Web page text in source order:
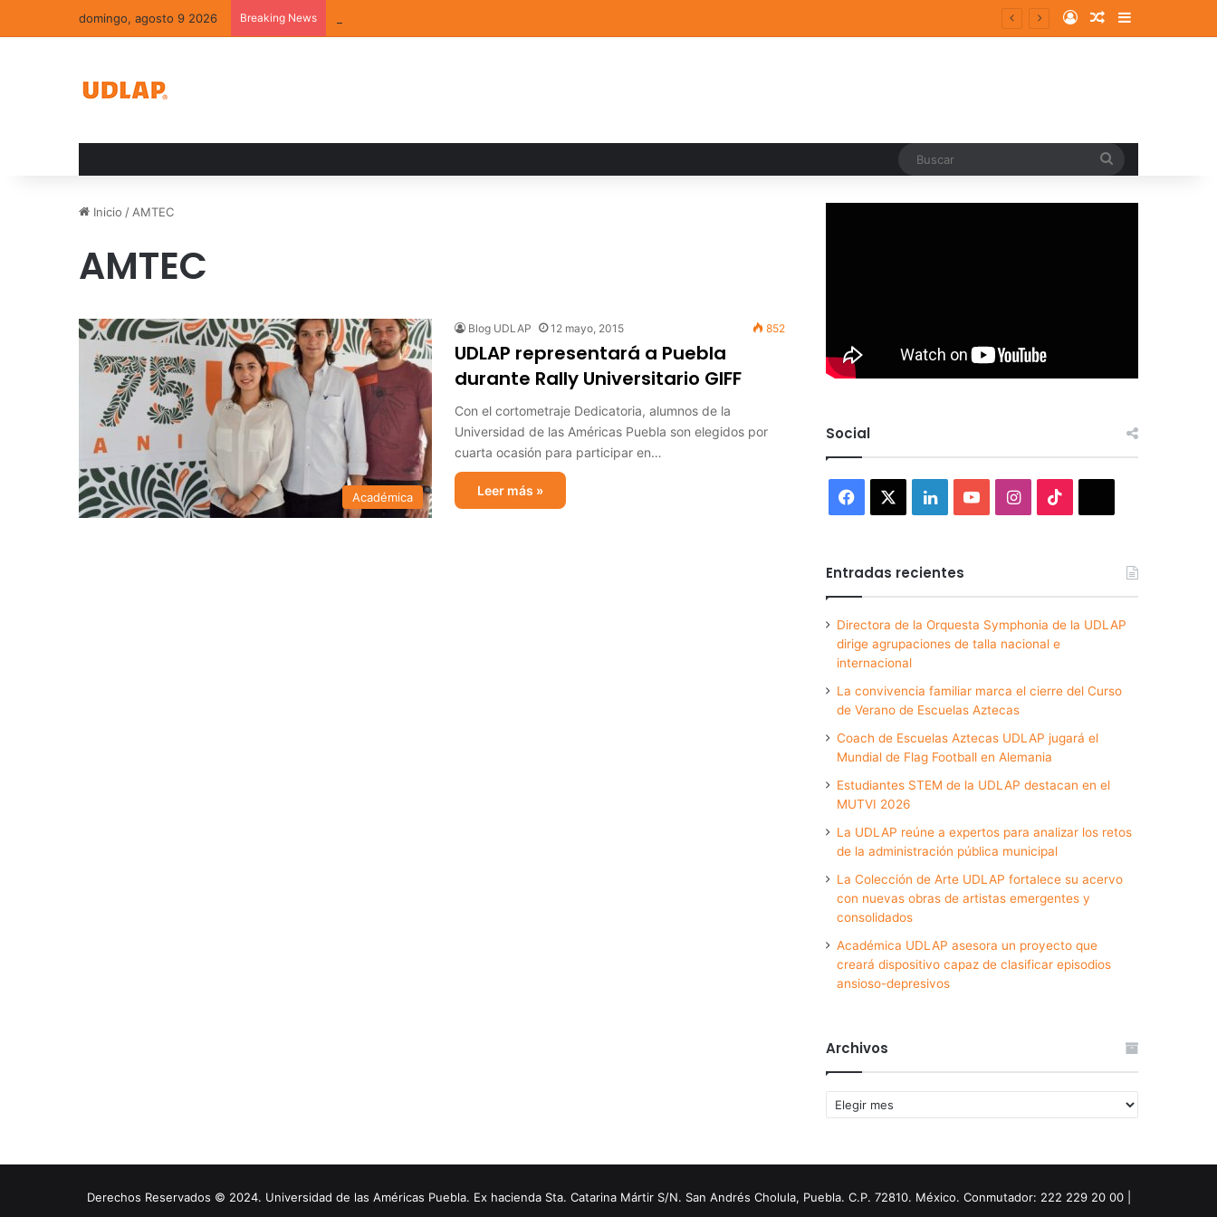
domingo, agosto 9 2026 Breaking News Log InRandom Article
Sidebar
Inicio / AMTEC
AMTEC
Académica
Blog UDLAP 12 mayo, 2015 852
UDLAP representará a Puebla
durante Rally Universitario GIFF
Con el cortometraje Dedicatoria, alumnos de la
Universidad de las Américas Puebla son elegidos por
cuarta ocasión para participar en…
Leer más »
Social
Facebook LinkedInYouTubeInstagram
Entradas recientes
Directora de la Orquesta Symphonia de la UDLAP
dirige agrupaciones de talla nacional e
internacional
La convivencia familiar marca el cierre del Curso
de Verano de Escuelas Aztecas
Coach de Escuelas Aztecas UDLAP jugará el
Mundial de Flag Football en Alemania
Estudiantes STEM de la UDLAP destacan en el
MUTVI 2026
La UDLAP reúne a expertos para analizar los retos
de la administración pública municipal
La Colección de Arte UDLAP fortalece su acervo
con nuevas obras de artistas emergentes y
consolidados
Académica UDLAP asesora un proyecto que
creará dispositivo capaz de clasificar episodios
ansioso-depresivos
Archivos
Archivos
Derechos Reservados © 2024. Universidad de las Américas Puebla. Ex hacienda Sta. Catarina Mártir S/N. San Andrés Cholula, Puebla. C.P. 72810. México. Conmutador: 222 229 20 00 |